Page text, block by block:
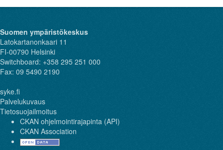
Suomen ympäristökeskus
Latokartanonkaari 11
FI-00790 Helsinki
Switchboard: +358 295 251 000
Fax: 09 5490 2190
syke.fi
Palvelukuvaus
Tietosuojailmoitus
CKAN ohjelmointirajapinta (API)
CKAN Association